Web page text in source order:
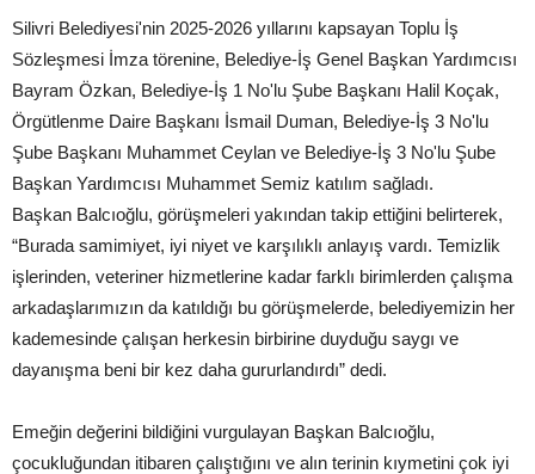
Silivri Belediyesi'nin 2025-2026 yıllarını kapsayan Toplu İş
Sözleşmesi İmza törenine, Belediye-İş Genel Başkan Yardımcısı
Bayram Özkan, Belediye-İş 1 No'lu Şube Başkanı Halil Koçak,
Örgütlenme Daire Başkanı İsmail Duman, Belediye-İş 3 No'lu
Şube Başkanı Muhammet Ceylan ve Belediye-İş 3 No'lu Şube
Başkan Yardımcısı Muhammet Semiz katılım sağladı.
Başkan Balcıoğlu, görüşmeleri yakından takip ettiğini belirterek,
“Burada samimiyet, iyi niyet ve karşılıklı anlayış vardı. Temizlik
işlerinden, veteriner hizmetlerine kadar farklı birimlerden çalışma
arkadaşlarımızın da katıldığı bu görüşmelerde, belediyemizin her
kademesinde çalışan herkesin birbirine duyduğu saygı ve
dayanışma beni bir kez daha gururlandırdı” dedi.
Emeğin değerini bildiğini vurgulayan Başkan Balcıoğlu,
çocukluğundan itibaren çalıştığını ve alın terinin kıymetini çok iyi